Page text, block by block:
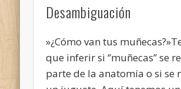
Desambiguación
»¿Cómo van tus
que inferir si ‘’muñecas’’ se
parte de la anatomía o si se